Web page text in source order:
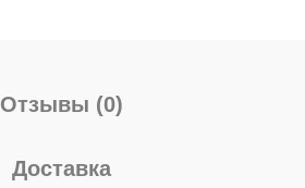
Отзывы (0)
Доставка